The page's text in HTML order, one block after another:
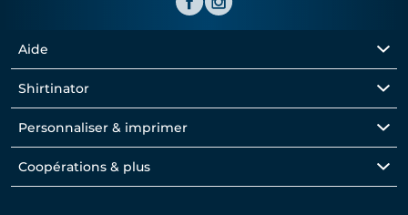
Aide
Shirtinator
Personnaliser & imprimer
Coopérations & plus